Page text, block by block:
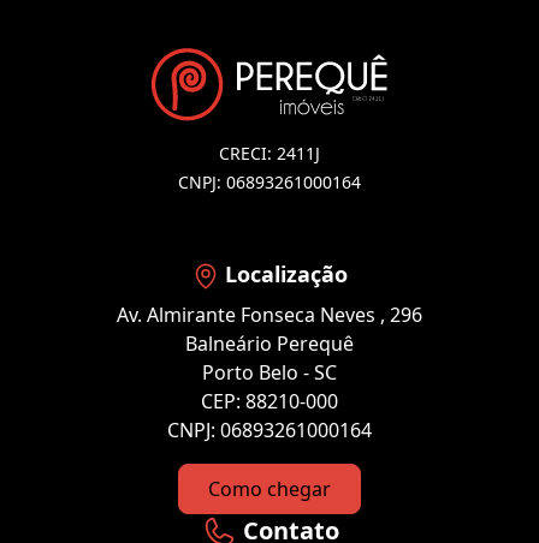
CRECI: 2411J
CNPJ: 06893261000164
Localização
Av. Almirante Fonseca Neves , 296
Balneário Perequê
Porto Belo - SC
CEP: 88210-000
CNPJ: 06893261000164
Como chegar
Contato